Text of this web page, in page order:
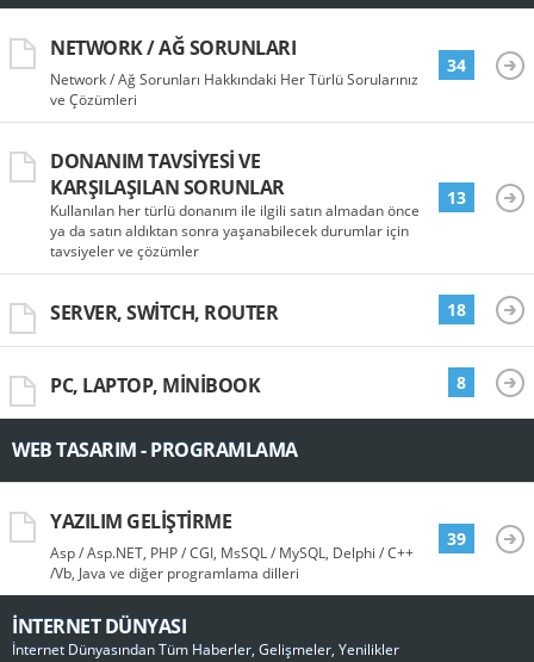
NETWORK / AĞ SORUNLARI
Network / Ağ Sorunları Hakkındaki Her Türlü Sorularınız
ve Çözümleri
34
DONANIM TAVSIYESI VE
KARŞILAŞILAN SORUNLAR
Kullanılan her türlü donanım ile ilgili satın almadan önce
ya da satın aldıktan sonra yaşanabilecek durumlar için
tavsiyeler ve çözümler
13
SERVER, SWITCH, ROUTER 18
PC, LAPTOP, MINIBOOK 8
WEB TASARIM - PROGRAMLAMA
YAZILIM GELIŞTIRME
Asp / Asp.NET, PHP / CGI, MsSQL / MySQL, Delphi / C++
/Vb, Java ve diğer programlama dilleri
39
İNTERNET DÜNYASI
İnternet Dünyasından Tüm Haberler, Gelişmeler, Yenilikler